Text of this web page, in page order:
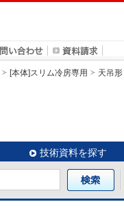
[本体]スリム冷房専用 天吊形
技術資料を探す